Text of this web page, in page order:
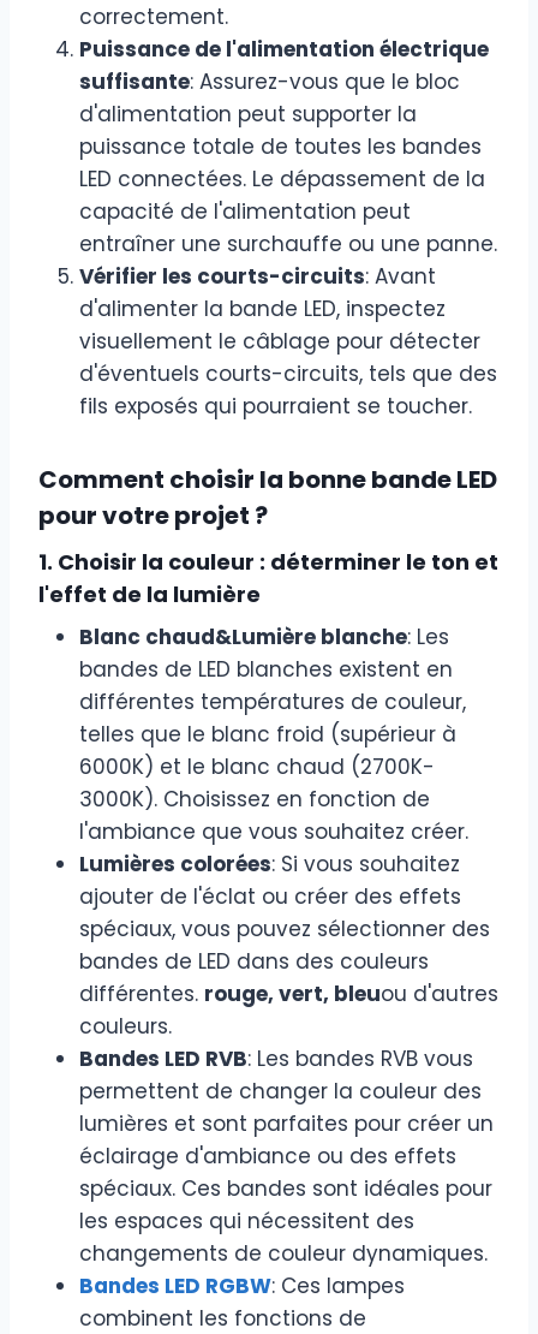
correctement.
Puissance de l'alimentation électrique
suffisante: Assurez-vous que le bloc
d'alimentation peut supporter la
puissance totale de toutes les bandes
LED connectées. Le dépassement de la
capacité de l'alimentation peut
entraîner une surchauffe ou une panne.
Vérifier les courts-circuits: Avant
d'alimenter la bande LED, inspectez
visuellement le câblage pour détecter
d'éventuels courts-circuits, tels que des
fils exposés qui pourraient se toucher.
Comment choisir la bonne bande LED
pour votre projet ?
1. Choisir la couleur : déterminer le ton et
l'effet de la lumière
Blanc chaud&Lumière blanche: Les
bandes de LED blanches existent en
différentes températures de couleur,
telles que le blanc froid (supérieur à
6000K) et le blanc chaud (2700K-
3000K). Choisissez en fonction de
l'ambiance que vous souhaitez créer.
Lumières colorées: Si vous souhaitez
ajouter de l'éclat ou créer des effets
spéciaux, vous pouvez sélectionner des
bandes de LED dans des couleurs
différentes. rouge, vert, bleuou d'autres
couleurs.
Bandes LED RVB: Les bandes RVB vous
permettent de changer la couleur des
lumières et sont parfaites pour créer un
éclairage d'ambiance ou des effets
spéciaux. Ces bandes sont idéales pour
les espaces qui nécessitent des
changements de couleur dynamiques.
Bandes LED RGBW: Ces lampes
combinent les fonctions de